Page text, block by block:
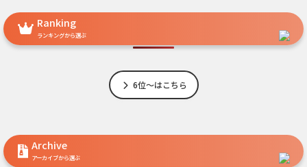
Ranking
ランキングから選ぶ
6位～はこちら
Archive
アーカイブから選ぶ